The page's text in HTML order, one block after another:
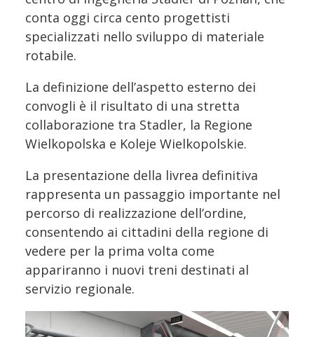
conta oggi circa cento progettisti
specializzati nello sviluppo di materiale
rotabile.
La definizione dell’aspetto esterno dei
convogli è il risultato di una stretta
collaborazione tra Stadler, la Regione
Wielkopolska e Koleje Wielkopolskie.
La presentazione della livrea definitiva
rappresenta un passaggio importante nel
percorso di realizzazione dell’ordine,
consentendo ai cittadini della regione di
vedere per la prima volta come
appariranno i nuovi treni destinati al
servizio regionale.